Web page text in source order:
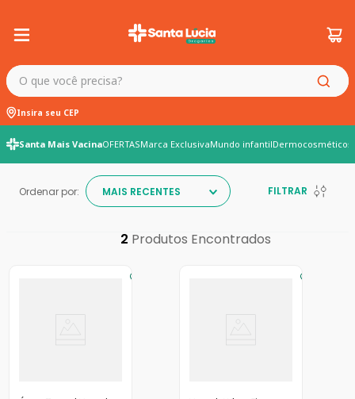
O que você precisa?
Insira seu CEP
Santa Mais VacinaOFERTASMarca ExclusivaMundo infantilDermocosméticos
Ordenar por: MAIS RECENTES FILTRAR
2